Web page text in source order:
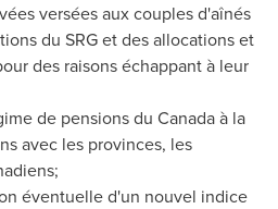
versées aux couples d'aînés
du SRG et des allocations et
des raisons échappant à leur
de pensions du Canadaà la
avec les provinces, les
éventuelle d'un nouvel indice